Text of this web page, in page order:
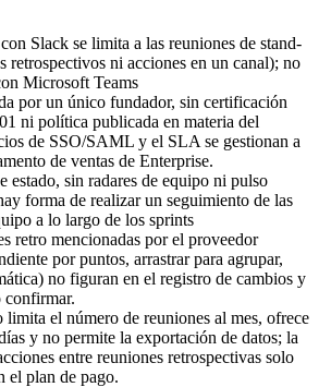
Slack se limita a las reuniones de stand-
retrospectivos ni acciones en un canal); no
Microsoft Teams
por un único fundador, sin certificación
ni política publicada en materia del
de SSO/SAML y el SLA se gestionan a
de ventas de Enterprise.
estado, sin radares de equipo ni pulso
forma de realizar un seguimiento de las
a lo largo de los sprints
retro mencionadas por el proveedor
por puntos, arrastrar para agrupar,
no figuran en el registro de cambios y
confirmar.
el número de reuniones al mes, ofrece
y no permite la exportación de datos; la
entre reuniones retrospectivas solo
el plan de pago.